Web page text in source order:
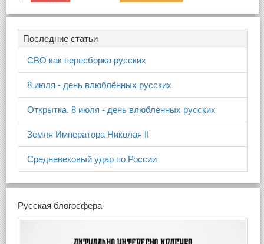
Последние статьи
СВО как пересборка русских
8 июля - день влюблённых русских
Открытка. 8 июля - день влюблённых русских
Земля Императора Николая II
Средневековый удар по России
Русская блогосфера